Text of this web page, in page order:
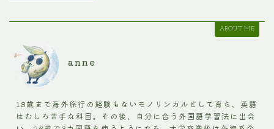
ABOUT ME
anne
18歳まで海外旅行の経験もないモノリンガルとして育ち、英語
はむしろ苦手な科目。その後、自分に合う外国語学習法に出会